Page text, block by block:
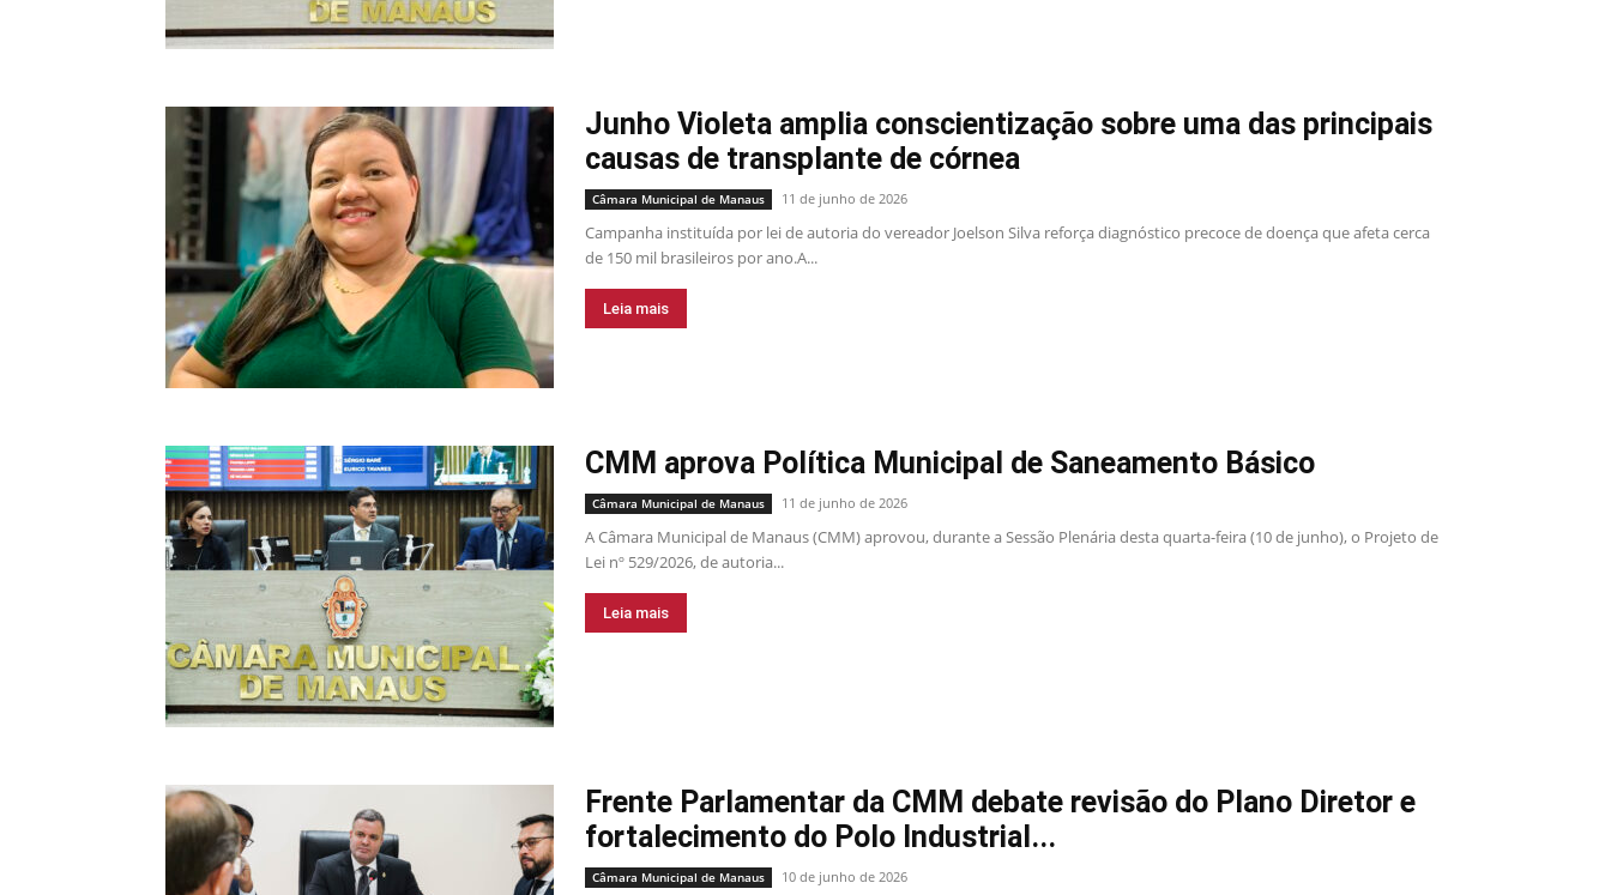
Junho Violeta amplia conscientização sobre uma das principais
causas de transplante de córnea
Câmara Municipal de Manaus 11 de junho de 2026
Campanha instituída por lei de autoria do vereador Joelson Silva reforça diagnóstico precoce de doença que afeta cerca
de 150 mil brasileiros por ano.A...
Leia mais
CMM aprova Política Municipal de Saneamento Básico
Câmara Municipal de Manaus 11 de junho de 2026
A Câmara Municipal de Manaus (CMM) aprovou, durante a Sessão Plenária desta quarta-feira (10 de junho), o Projeto de
Lei nº 529/2026, de autoria...
Leia mais
Frente Parlamentar da CMM debate revisão do Plano Diretor e
fortalecimento do Polo Industrial...
Câmara Municipal de Manaus 10 de junho de 2026